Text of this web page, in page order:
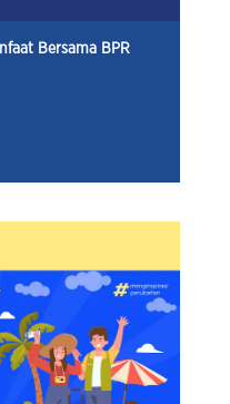
Bersama BPR